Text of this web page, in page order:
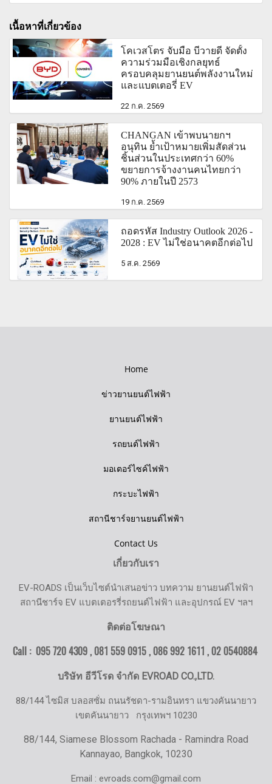
เนื้อหาที่เกี่ยวข้อง
โคเวสโตร จับมือ บีวายดี จัดตั้ง
ความร่วมมือเชิงกลยุทธ์
ครอบคลุมยานยนต์พลังงานใหม่
และแบตเตอรี่ EV
22 ก.ค. 2569
CHANGAN เข้าพบนายกฯ
อนุทิน ย้ำเป้าหมายเพิ่มสัดส่วน
ชิ้นส่วนในประเทศกว่า 60%
ขยายการจ้างงานคนไทยกว่า
90% ภายในปี 2573
19 ก.ค. 2569
ถอดรหัส Industry Outlook 2026 -
2028 : EV ไม่ใช่อนาคตอีกต่อไป
5 ส.ค. 2569
Home
ข่าวยานยนต์ไฟฟ้า
ยานยนต์ไฟฟ้า
รถยนต์ไฟฟ้า
มอเตอร์ไซค์ไฟฟ้า
กระบะไฟฟ้า
สถานีชาร์จยานยนต์ไฟฟ้า
Contact Us
เกี่ยวกับเรา
EV-ROADS เป็นเว็บไซต์นำเสนอข่าว บทความ ยานยนต์ไฟฟ้า
สถานีชาร์จ EV แบตเตอรรี่รถยนต์ไฟฟ้า และอุปกรณ์ EV ฯลฯ
ติดต่อโฆษณา
Call : 095 720 4309 , 081 559 0915 , 086 992 1611 ,02 0540884
บริษัท อีวีโรด จำกัด EVROAD CO.,LTD.
88/144 ไซมิส บลอสซั่ม ถนนรัชดา-รามอินทรา แขวงคันนายาว
เขตคันนายาว กรุงเทพฯ 10230
88/144, Siamese Blossom Rachada - Ramindra Road
Kannayao, Bangkok, 10230
Email : evroads.com@gmail.com